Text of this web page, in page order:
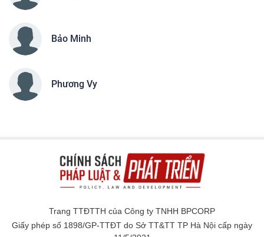
Bảo Minh
Phương Vy
Trang TTĐTTH của Công ty TNHH BPCORP
Giấy phép số 1898/GP-TTĐT do Sở TT&TT TP Hà Nội cấp ngày